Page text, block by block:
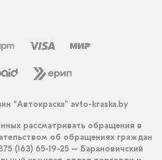
“Автокраска” avto-kraska.by
рассматривать обращения в
об обращениях граждан
(163) 65-19-25 – Барановичский